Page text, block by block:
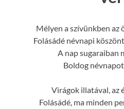
Mélyen a szívünkben az
Folásádé névnapi
A nap sugaraiban
Boldog
Virágok illatával, az
Folásádé, ma minden